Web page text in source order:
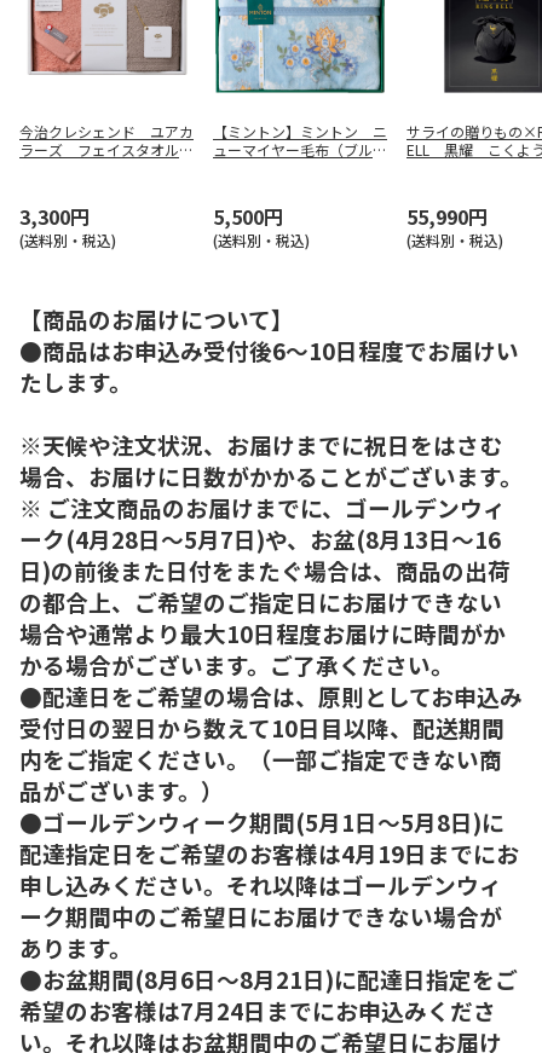
今治クレシェンド ユアカ
ラーズ フェイスタオル２
3,300円
(送料別・税込)
【ミントン】ミントン ニ
ューマイヤー毛布（ブル
5,500円
(送料別・税込)
サライの贈りもの
ELL 黒耀 こくよ
55,990円
(送料別・税込)
【商品のお届けについて】
●商品はお申込み受付後6～10日程度でお届けい
たします。
※天候や注文状況、お届けまでに祝日をはさむ
場合、お届けに日数がかかることがございます。
※ ご注文商品のお届けまでに、ゴールデンウィ
ーク(4月28日～5月7日)や、お盆(8月13日～16
日)の前後また日付をまたぐ場合は、商品の出荷
の都合上、ご希望のご指定日にお届けできない
場合や通常より最大10日程度お届けに時間がか
かる場合がございます。ご了承ください。
●配達日をご希望の場合は、原則としてお申込み
受付日の翌日から数えて10日目以降、配送期間
内をご指定ください。（一部ご指定できない商
品がございます。）
●ゴールデンウィーク期間(5月1日～5月8日)に
配達指定日をご希望のお客様は4月19日までにお
申し込みください。それ以降はゴールデンウィ
ーク期間中のご希望日にお届けできない場合が
あります。
●お盆期間(8月6日～8月21日)に配達日指定をご
希望のお客様は7月24日までにお申込みくださ
い。それ以降はお盆期間中のご希望日にお届け